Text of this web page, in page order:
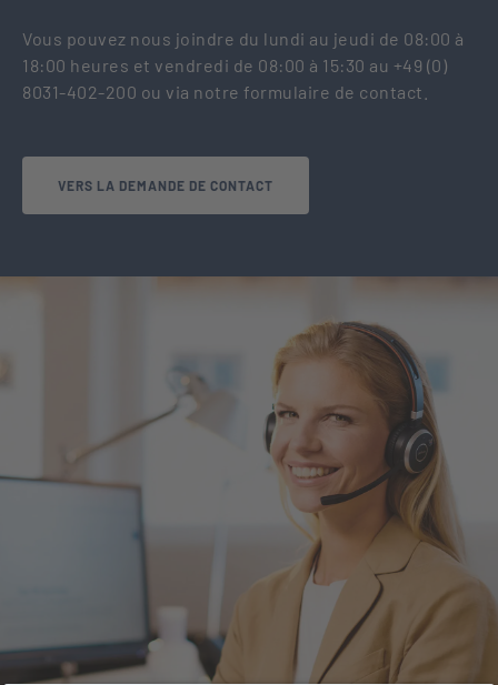
Vous pouvez nous joindre du lundi au jeudi de 08:00 à
18:00 heures et vendredi de 08:00 à 15:30 au +49 (0)
8031-402-200 ou via notre formulaire de contact.
VERS LA DEMANDE DE CONTACT